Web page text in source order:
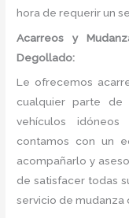
hora de requerir un
Acarreos y
Degollado:
Le ofrecemos
cualquier parte
vehículos idóneos
contamos con un
acompañarlo y
de satisfacer todas
servicio de mudanza